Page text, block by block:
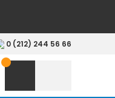
0 (212) 244 56 66